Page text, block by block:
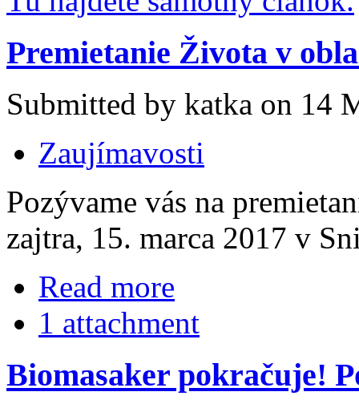
Premietanie Života v
Submitted by katka on 14
Zaujímavosti
Pozývame vás na
zajtra, 15. marca 2017 v
Read more
1 attachment
Biomasaker pokračuje!